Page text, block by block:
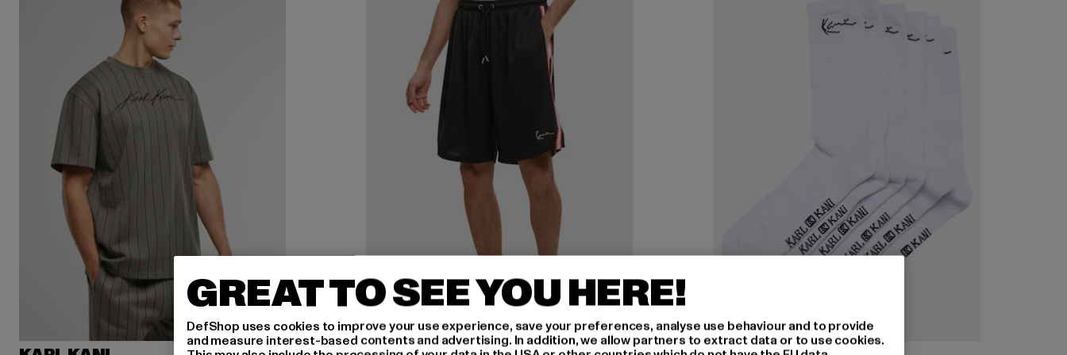
GREAT TO SEE YOU HERE!
DefShop uses cookies to improve your use experience, save your preferences, analyse use behaviour and to provide
and measure interest-based contents and advertising. In addition, we allow partners to extract data or to use cookies.